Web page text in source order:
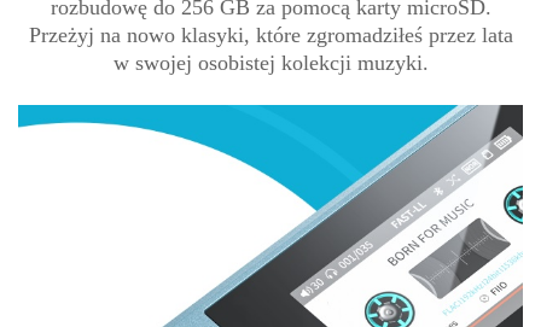
rozbudowę do 256 GB za pomocą karty microSD.
Przeżyj na nowo klasyki, które zgromadziłeś przez lata
w swojej osobistej kolekcji muzyki.